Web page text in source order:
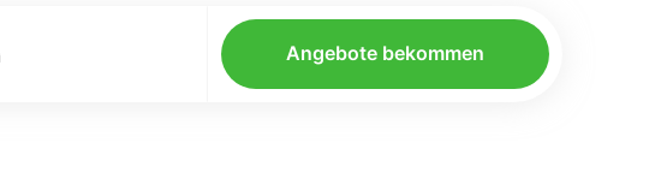
Angebote bekommen